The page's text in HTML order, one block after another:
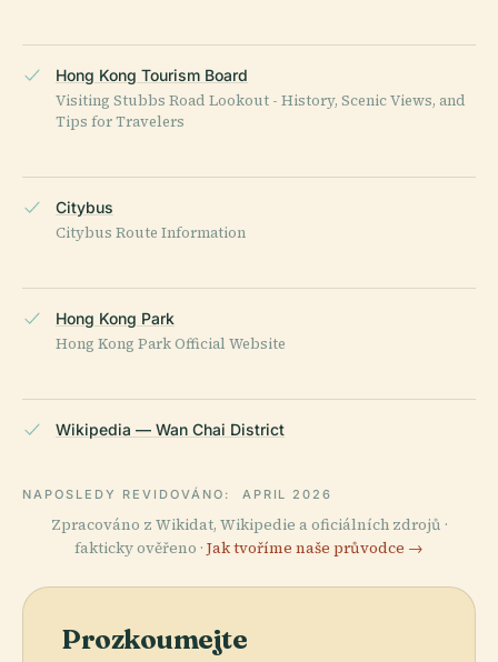
Hong Kong Tourism Board
Visiting Stubbs Road Lookout - History, Scenic Views, and
Tips for Travelers
Citybus
Citybus Route Information
Hong Kong Park
Hong Kong Park Official Website
Wikipedia — Wan Chai District
NAPOSLEDY REVIDOVÁNO: APRIL 2026
Zpracováno z Wikidat, Wikipedie a oficiálních zdrojů ·
fakticky ověřeno · Jak tvoříme naše průvodce →
Prozkoumejte